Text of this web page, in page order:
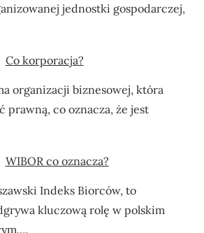
jednostki gospodarczej,
Co korporacja?
organizacji biznesowej, która
prawną, co oznacza, że jest
WIBOR co oznacza?
Indeks Biorców, to
kluczową rolę w polskim